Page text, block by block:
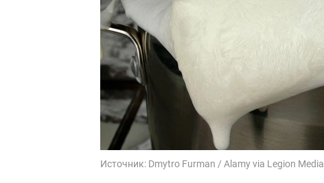
Источник: Dmytro Furman / Alamy via Legion Media